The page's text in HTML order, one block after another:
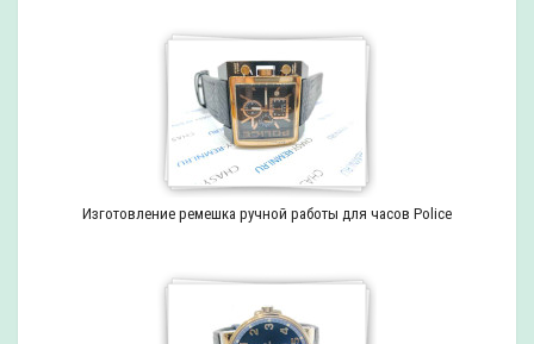
Изготовление ремешка ручной работы для часов Police